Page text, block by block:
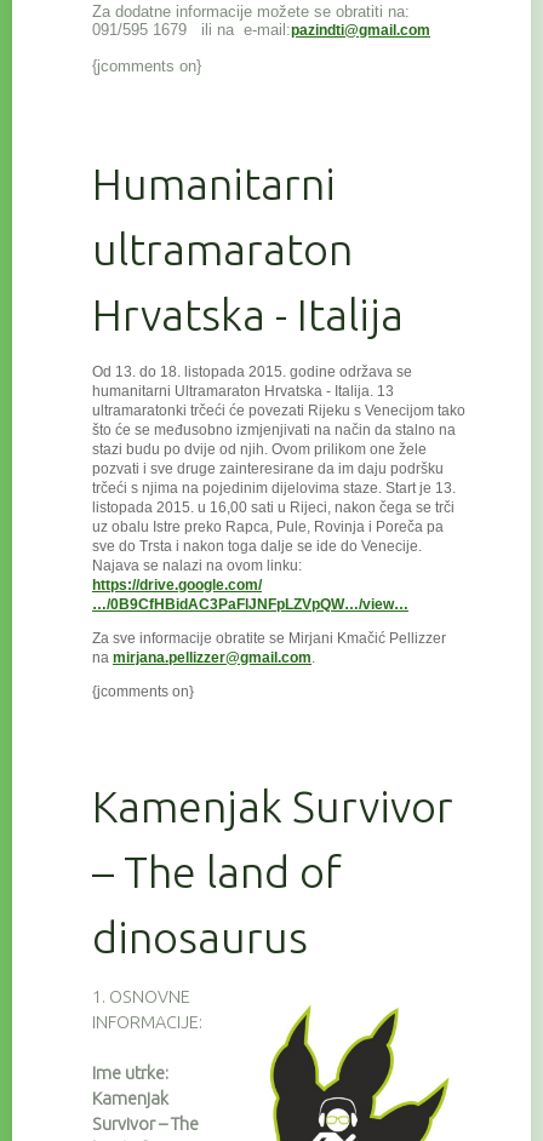
Za dodatne informacije možete se obratiti na:
091/595 1679 ili na e-mail:pazindti@gmail.com
{jcomments on}
Humanitarni
ultramaraton
Hrvatska - Italija
Od 13. do 18. listopada 2015. godine održava se
humanitarni Ultramaraton Hrvatska - Italija. 13
ultramaratonki trčeći će povezati Rijeku s Venecijom tako
što će se međusobno izmjenjivati na način da stalno na
stazi budu po dvije od njih. Ovom prilikom one žele
pozvati i sve druge zainteresirane da im daju podršku
trčeći s njima na pojedinim dijelovima staze. Start je 13.
listopada 2015. u 16,00 sati u Rijeci, nakon čega se trči
uz obalu Istre preko Rapca, Pule, Rovinja i Poreča pa
sve do Trsta i nakon toga dalje se ide do Venecije.
Najava se nalazi na ovom linku:
https://drive.google.com/
…/0B9CfHBidAC3PaFlJNFpLZVpQW…/view…
Za sve informacije obratite se Mirjani Kmačić Pellizzer
na mirjana.pellizzer@gmail.com.
{jcomments on}
Kamenjak Survivor
– The land of
dinosaurus
1. OSNOVNE
INFORMACIJE:
Ime utrke:
Kamenjak
Survivor – The